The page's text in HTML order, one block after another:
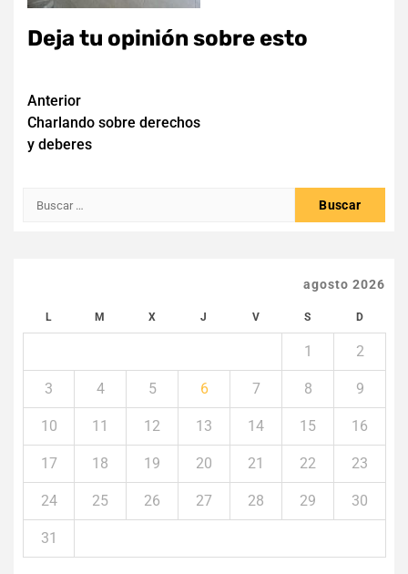
Deja tu opinión sobre esto
Navegación
de
Anterior
Charlando sobre derechos
y deberes
Buscar:
agosto 2026
L M X J V S D
1 2
3 4 5 6 7 8 9
10 11 12 13 14 15 16
17 18 19 20 21 22 23
24 25 26 27 28 29 30
31